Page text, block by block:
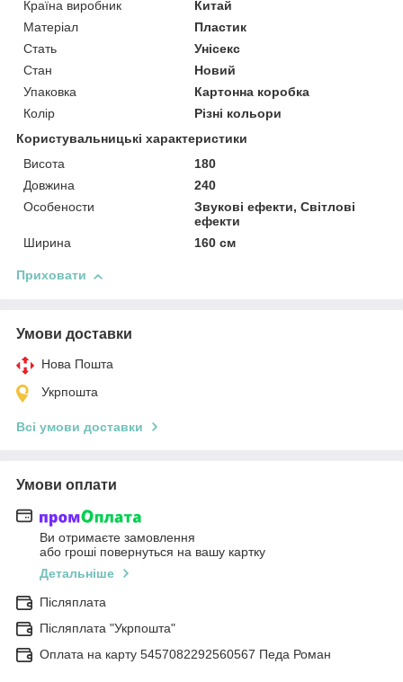
Країна виробник
Китай
Матеріал
Пластик
Стать
Унісекс
Стан
Новий
Упаковка
Картонна коробка
Колір
Різні кольори
Користувальницькі характеристики
Висота
180
Довжина
240
Особености
Звукові ефекти, Світлові
ефекти
Ширина
160 см
Приховати
Умови доставки
Нова Пошта
Укрпошта
Всі умови доставки
Умови оплати
Ви отримаєте замовлення
або гроші повернуться на вашу картку
Детальніше
Післяплата
Післяплата "Укрпошта"
Оплата на карту 5457082292560567 Педа Роман